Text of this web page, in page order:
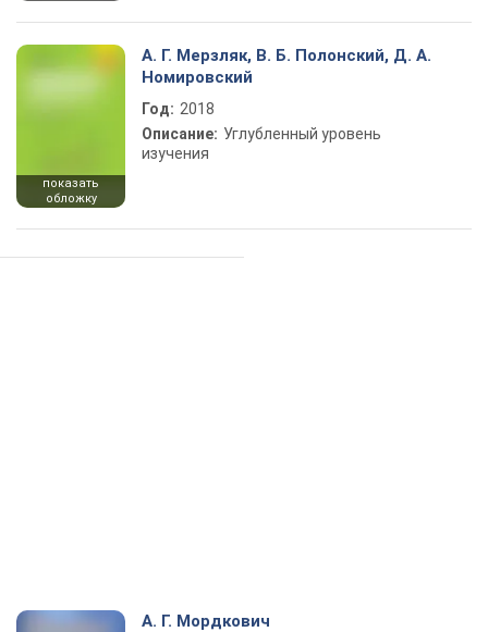
показать
обложку
А. Г. Мерзляк, В. Б. Полонский, Д. А.
Номировский
Год: 2018
Описание: Углубленный уровень
изучения
А. Г. Мордкович